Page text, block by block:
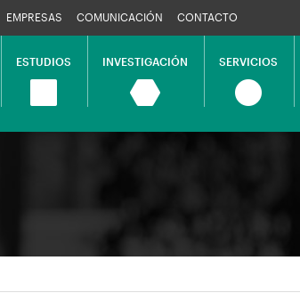
EMPRESAS COMUNICACIÓN CONTACTO
Navegació
ESTUDIOS INVESTIGACIÓN SERVICIOS